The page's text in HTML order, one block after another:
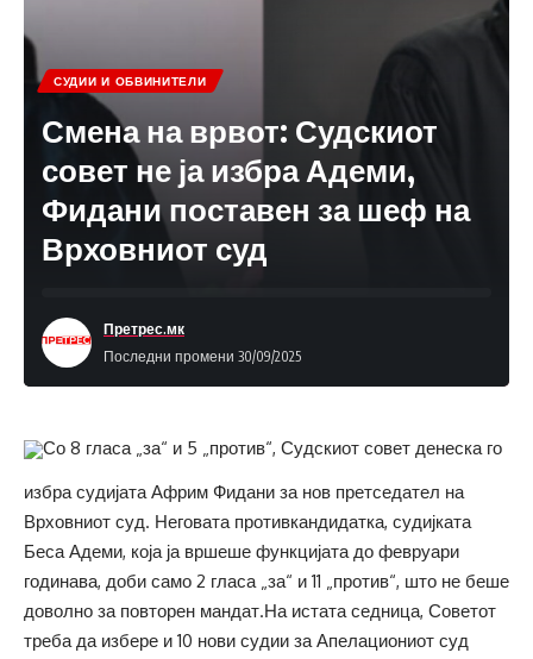
СУДИИ И ОБВИНИТЕЛИ
Смена на врвот: Судскиот
совет не ја избра Адеми,
Фидани поставен за шеф на
Врховниот суд
Последни промени 30/09/2025
Претрес.мк
Со 8 гласа „за“ и 5 „против“, Судскиот совет денеска го
избра судијата Африм Фидани за нов претседател на
Врховниот суд. Неговата противкандидатка, судијката
Беса Адеми, која ја вршеше функцијата до февруари
годинава, доби само 2 гласа „за“ и 11 „против“, што не беше
доволно за повторен мандат.На истата седница, Советот
треба да избере и 10 нови судии за Апелациониот суд